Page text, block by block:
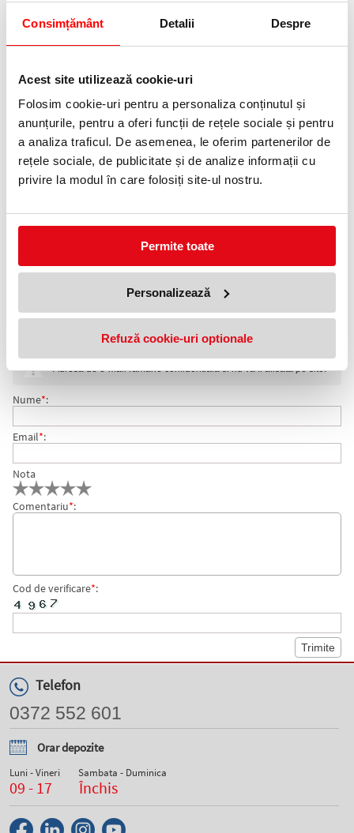
Consimțământ Detalii Despre
Acest site utilizează cookie-uri
Folosim cookie-uri pentru a personaliza conținutul și
anunțurile, pentru a oferi funcții de rețele sociale și pentru
a analiza traficul. De asemenea, le oferim partenerilor de
rețele sociale, de publicitate și de analize informații cu
privire la modul în care folosiți site-ul nostru.
Permite toate
Personalizează
Refuză cookie-uri optionale
Informatii livrare
Telefon:
- rezervă roller M&G cu ștergere
- vârf tip bullet cu scriere de 0.5mm
- se șterge prin fricțiune cu ajutorul radierei speciale din dotarea
rollerelor M&G cu ștergere
- ambalate a cate 3 rezerve în slevee din plastic
COMENTARII REZERVA ROLLER M&G CU STERGERE,
SET CU 3 REZERVE, 0,5MM, ALBASTRU CRISTAL,
Nu exista comentarii. Fii primul care comenteaza acest produs!
Adresa de e-mail ramane confidentiala si nu va fi afisata pe site.
Nume*:
Email*:
Nota
Comentariu*:
Cod de verificare*:
Telefon
0372 552 601
Orar depozite
Luni - Vineri
09 - 17
Sambata - Duminica
Închis